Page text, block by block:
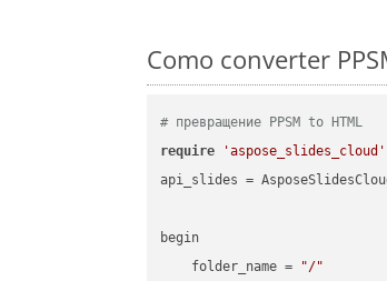
Como converter
# превращение PPSM to HTML
require
'aspose_slides_cloud'
api_slides =
begin
    folder_name =
"/"